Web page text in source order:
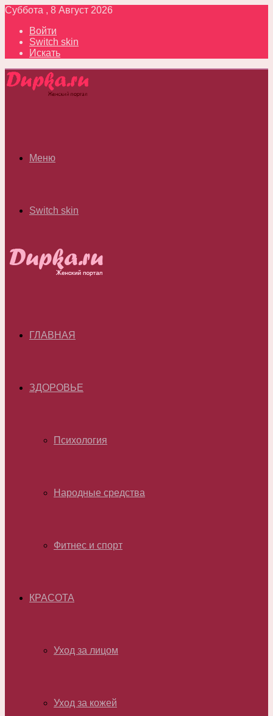
Суббота , 8 Август 2026
Войти
Switch skin
Искать
Меню
Switch skin
ГЛАВНАЯ
ЗДОРОВЬЕ
Психология
Народные средства
Фитнес и спорт
КРАСОТА
Уход за лицом
Уход за кожей